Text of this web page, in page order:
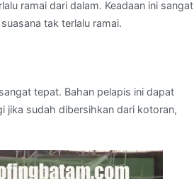
ramai dari dalam. Keadaan ini sangat
tak terlalu ramai.
tepat. Bahan pelapis ini dapat
jika sudah dibersihkan dari kotoran,